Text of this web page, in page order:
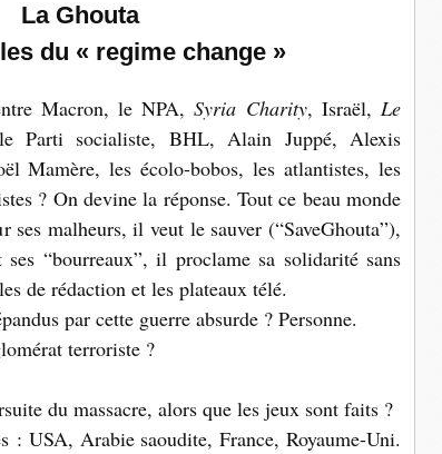
La Ghouta
du « regime change »
Macron, le NPA,Syria Charity, Israël,Le
Parti socialiste, BHL, Alain Juppé, Alexis
Mamère, les écolo-bobos, les atlantistes, les
? On devine la réponse. Tout ce beau monde
malheurs, il veut le sauver (“SaveGhouta”),
“bourreaux”, il proclame sa solidarité sans
de rédaction et les plateaux télé.
par cette guerre absurde ? Personne.
terroriste ?
du massacre, alors que les jeux sont faits ?
: USA, Arabie saoudite, France, Royaume-Uni.